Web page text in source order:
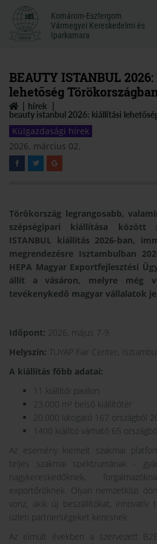
Komárom-Esztergom
Vármegyei Kereskedelmi és
Iparkamara
Komárom-Esztergom
Vármegyei Kereskedelmi és
Iparkamara
BEAUTY ISTANBUL
lehetőség
hírek
beauty istanbul 2026: kiállítási
Külgazdasági hírek
2026. március 02.
Törökország legrangosabb,
szépségipari kiállítása között
ISTANBUL kiállítás 2026-ban,
megrendezésre Isztambulban
HEPA Magyar Exportfejlesztési
állít a vásáron, melyre még
tevékenykedő magyar vállalatok
Időpont: 2026. május 7-9.
Helyszín: TUYAP Fair Center, Isztambul
A kiállítás főbb adatai:
11 kiállítói pavilon
23.000 m² belső kiállítótér
20.000 látogató 167 országból
1400 kiállító várható 65
Az esemény kiemelt szakmai
teljes szakmai spektrumának -
nagykereskedőknek,
exportőröknek. Olyan nemzetközi
vonz, akik új beszállítókat, innovatív
üzleti partnerségeket keresnek.
Az elmúlt években a szervezett